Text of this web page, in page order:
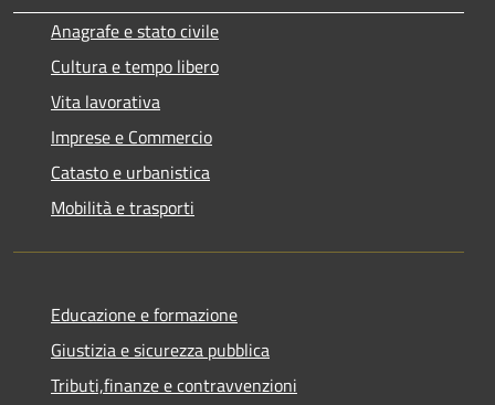
Anagrafe e stato civile
Cultura e tempo libero
Vita lavorativa
Imprese e Commercio
Catasto e urbanistica
Mobilità e trasporti
Educazione e formazione
Giustizia e sicurezza pubblica
Tributi,finanze e contravvenzioni